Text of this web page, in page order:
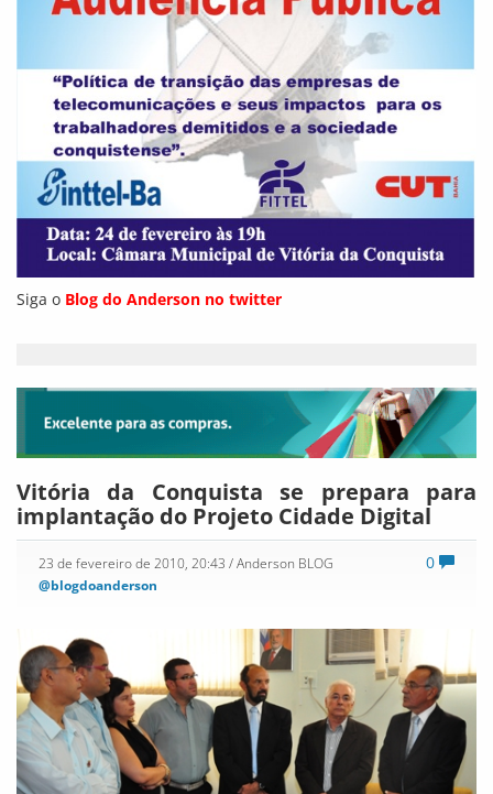
Siga o Blog do Anderson no twitter
Vitória da Conquista se prepara para
implantação do Projeto Cidade Digital
0
23 de fevereiro de 2010, 20:43 / Anderson BLOG
@blogdoanderson